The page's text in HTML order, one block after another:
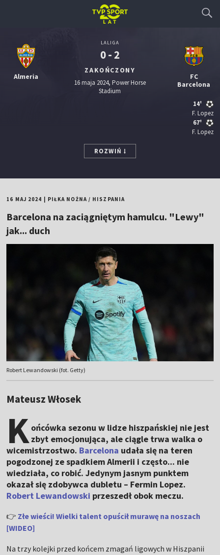
Almeria
LALIGA
0 - 2
ZAKOŃCZONY
16 maja 2024, Power Horse
Stadium
FC
Barcelona
14'
F. Lopez
67'
F. Lopez
ROZWIŃ
16 MAJ 2024 PIŁKA NOŻNA/ HISZPANIA
Barcelona na zaciągniętym hamulcu. "Lewy"
jak... duch
Robert Lewandowski (fot. Getty)
Mateusz Włosek
Końcówka sezonu w lidze hiszpańskiej nie jest
zbyt emocjonująca, ale ciągle trwa walka o
wicemistrzostwo. Barcelona udała się na teren
pogodzonej ze spadkiem Almerii i często... nie
wiedziała, co robić. Jedynym jasnym punktem
okazał się zdobywca dubletu – Fermin Lopez.
Robert Lewandowski przeszedł obok meczu.
👉 Złe wieści! Wielki talent opuścił murawę na noszach
[WIDEO]
Na trzy kolejki przed końcem zmagań ligowych w Hiszpanii